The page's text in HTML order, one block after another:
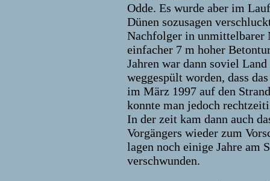
Odde. Es wurde aber im
Dünen sozusagen
Nachfolger in unmittelbarer
einfacher 7 m hoher
Jahren war dann soviel
weggespült worden, dass
im März 1997 auf den
konnte man jedoch
In der zeit kam dann auch
Vorgängers wieder zum
lagen noch einige Jahre am
verschwunden.